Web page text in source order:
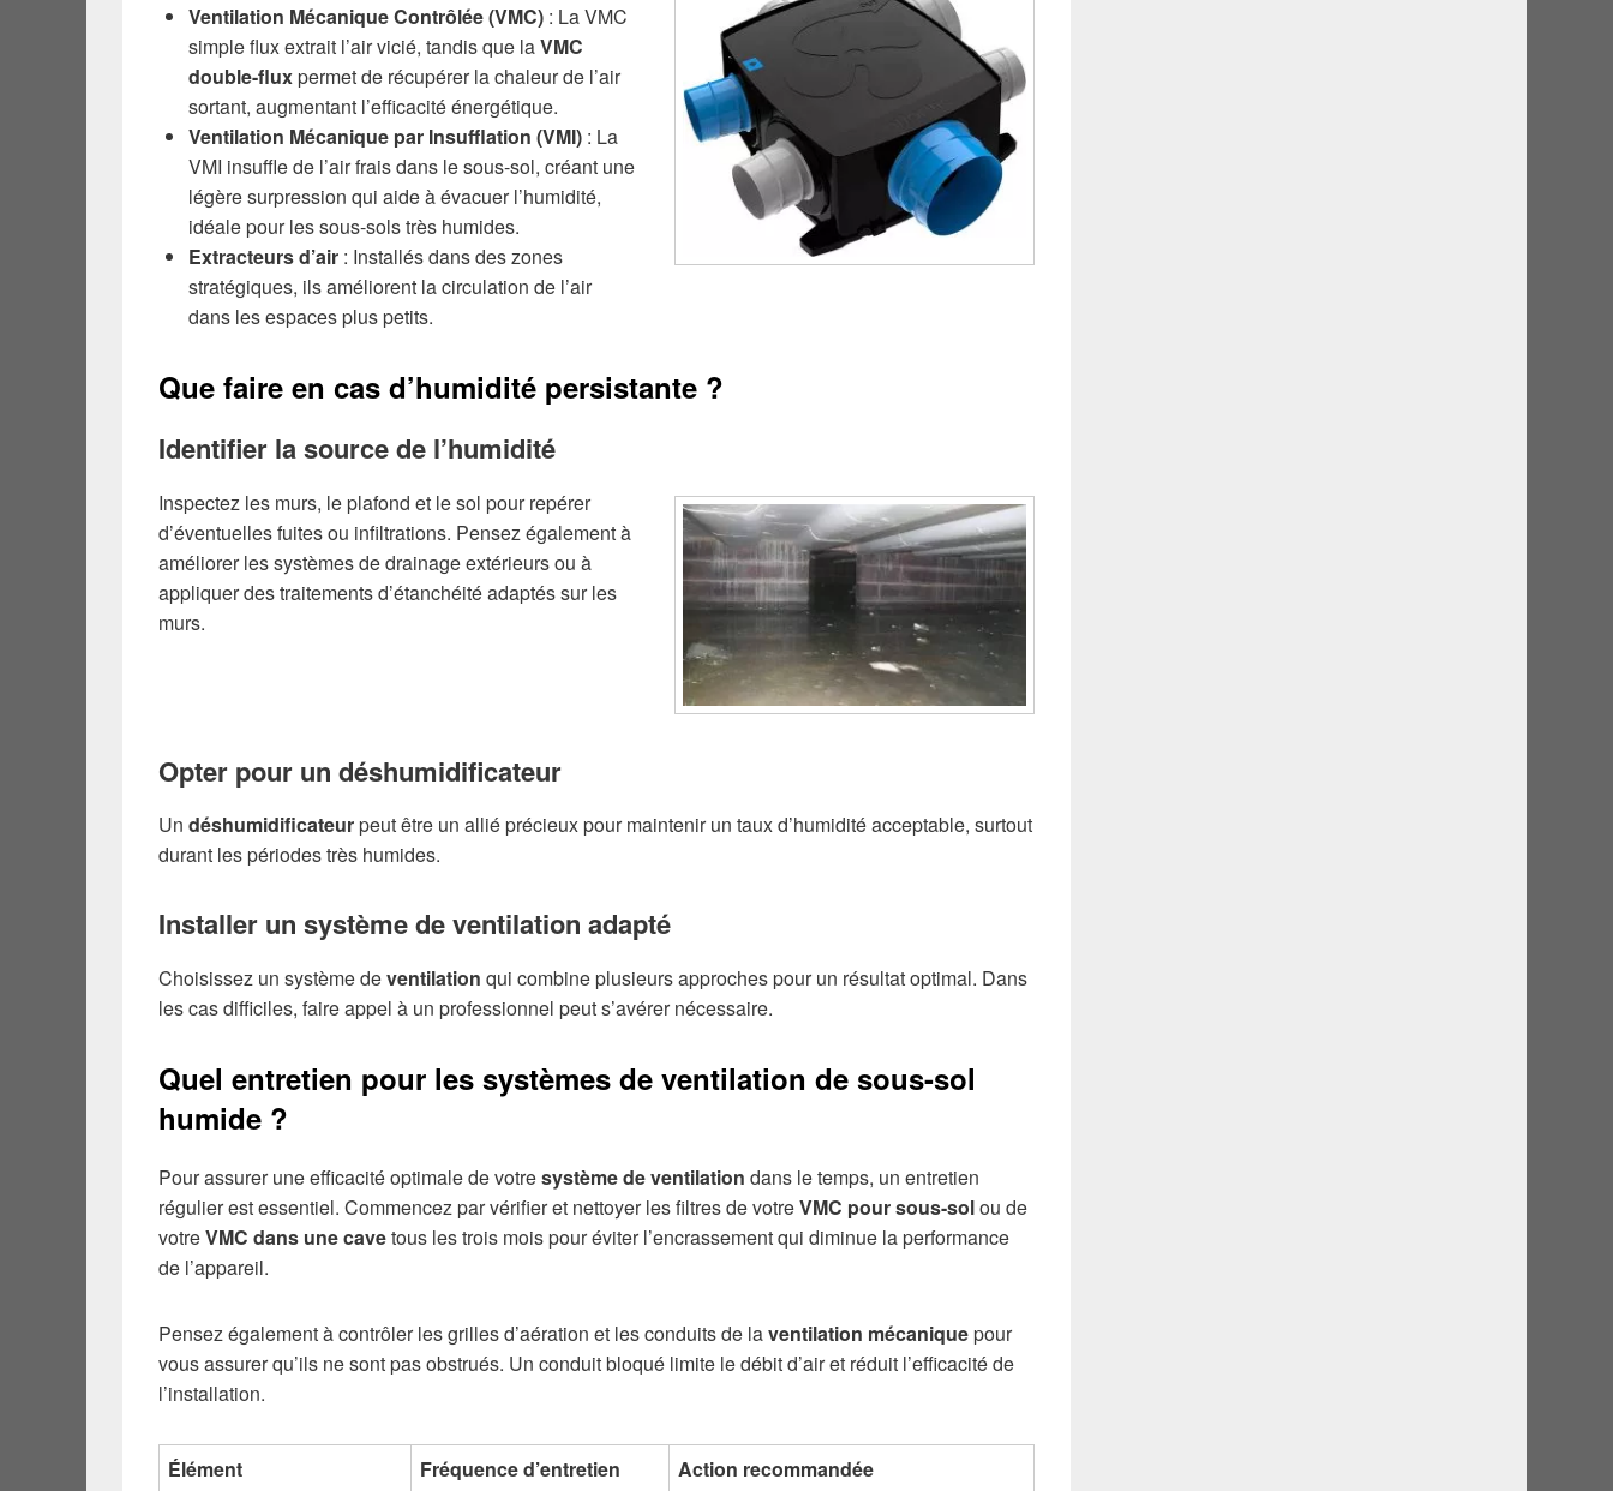
Ventilation Mécanique Contrôlée (VMC) : La VMC
simple flux extrait l’air vicié, tandis que laVMC
double-fluxpermet de récupérer la chaleur de l’air
sortant, augmentant l’efficacité énergétique.
Ventilation Mécanique par Insufflation (VMI) : La
VMI insuffle de l’air frais dans le sous-sol, créant une
légère surpression qui aide à évacuer l’humidité,
idéale pour les sous-sols très humides.
Extracteurs d’air : Installés dans des zones
stratégiques, ils améliorent la circulation de l’air
dans les espaces plus petits.
Que faire en cas d’humidité persistante ?
Identifier la source de l’humidité
Inspectez les murs, le plafond et le sol pour repérer
d’éventuelles fuites ou infiltrations. Pensez également à
améliorer les systèmes de drainage extérieurs ou à
appliquer des traitements d’étanchéité adaptés sur les
murs.
Opter pour un déshumidificateur
Un déshumidificateurpeut être un allié précieux pour maintenir un taux d’humidité acceptable, surtout
durant les périodes très humides.
Installer un système de ventilation adapté
Choisissez un système deventilation qui combine plusieurs approches pour un résultat optimal. Dans
les cas difficiles, faire appel à un professionnel peut s’avérer nécessaire.
Quel entretien pour les systèmes de ventilation de sous-sol
humide ?
Pour assurer une efficacité optimale de votresystème de ventilation dans le temps, un entretien
régulier est essentiel. Commencez par vérifier et nettoyer les filtres de votreVMC pour sous-solou de
votreVMC dans une cavetous les trois mois pour éviter l’encrassement qui diminue la performance
de l’appareil.
Pensez également à contrôler les grilles d’aération et les conduits de laventilation mécaniquepour
vous assurer qu’ils ne sont pas obstrués. Un conduit bloqué limite le débit d’air et réduit l’efficacité de
l’installation.
Élément Fréquence d’entretien Action recommandée